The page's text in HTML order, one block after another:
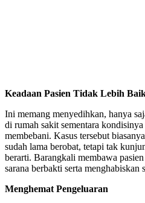
Keadaan Pasien Tidak Lebih
Ini memang menyedihkan, hanya
di rumah sakit sementara
membebani. Kasus tersebut
sudah lama berobat, tetapi tak
berarti. Barangkali membawa
sarana berbakti serta menghabiskan
Menghemat Pengeluaran